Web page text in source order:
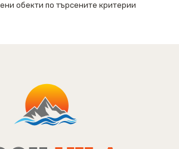
обекти по търсените критерии